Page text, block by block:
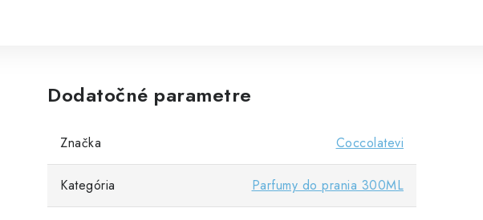
Dodatočné parametre
Značka Coccolatevi
Kategória Parfumy do prania 300ML